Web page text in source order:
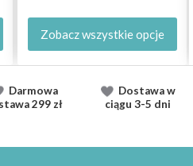
Zobacz wszystkie opcje
Darmowa
299 zł
Dostawaw
ciągu 3-5 dni